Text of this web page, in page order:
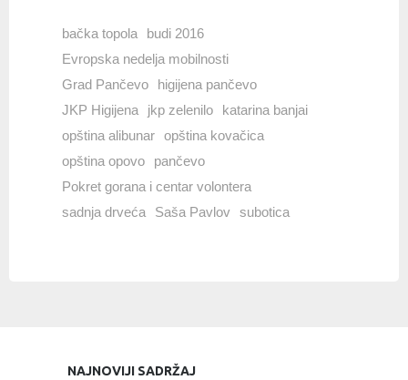
bačka topola
budi 2016
Evropska nedelja mobilnosti
Grad Pančevo
higijena pančevo
JKP Higijena
jkp zelenilo
katarina banjai
opština alibunar opština kovačica
opština opovo
pančevo
Pokret gorana i centar volontera
sadnja drveća
Saša Pavlov subotica
NAJNOVIJI SADRŽAJ